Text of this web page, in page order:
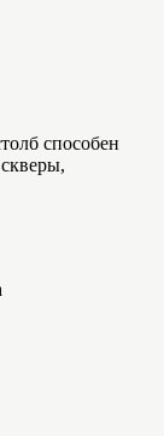
способен